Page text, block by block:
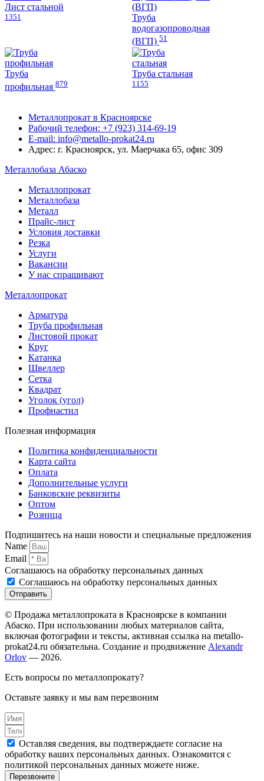
Лист стальной
1351
Труба
водогазопроводная
(ВГП) 51
Труба
профильная 879
Труба стальная
1155
Металлопрокат в Красноярске
Рабочий телефон: +7 (923) 314-69-19
E-mail: info@metallo-prokat24.ru
Адрес: г. Красноярск, ул. Маерчака 65, офис 309
Металлобаза Абаско
Металлопрокат
Металлобаза
Металл
Прайс-лист
Условия доставки
Резка
Услуги
Вакансии
У нас спрашивают
Металлопрокат
Арматура
Труба профильная
Листовой прокат
Круг
Катанка
Швеллер
Сетка
Квадрат
Уголок (угол)
Профнастил
Полезная информация
Политика конфиденциальности
Карта сайта
Оплата
Дополнительные услуги
Банковские реквизиты
Оптом
Розница
Подпишитесь на наши новости и специальные предложения
Name
Email
Соглашаюсь на обработку персональных данных
Соглашаюсь на обработку персональных данных
Отправить
© Продажа металлопроката в Красноярске в компании
Абаско. При использовании любых материалов сайта,
включая фотографии и тексты, активная ссылка на metallo-
prokat24.ru обязательна. Создание и продвижение Alexandr
Orlov — 2026.
Есть вопросы по металлопрокату?
Оставьте заявку и мы вам перезвоним
Оставляя сведения, вы подтверждаете согласие на
обработку ваших персональных данных. Ознакомится с
политикой персональных данных можете ниже.
Перезвоните